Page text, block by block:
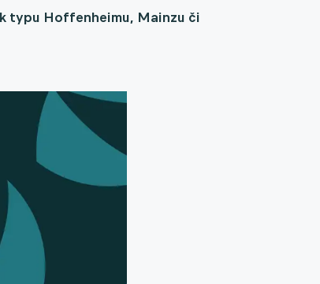
typu Hoffenheimu, Mainzu či